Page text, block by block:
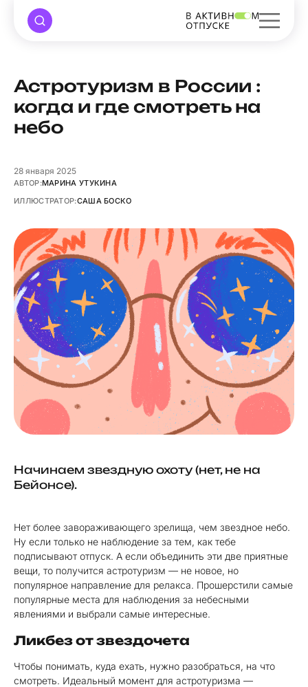
Астротуризм в России :
когда и где смотреть на
небо
28 января 2025
АВТОР:МАРИНА УТУКИНА
ИЛЛЮСТРАТОР:САША БОСКО
Начинаем звездную охоту (нет, не на
Бейонсе).
Нет более завораживающего зрелища, чем звездное небо.
Ну если только не наблюдение за тем, как тебе
подписывают отпуск. А если объединить эти две приятные
вещи, то получится астротуризм — не новое, но
популярное направление для релакса. Прошерстили самые
популярные места для наблюдения за небесными
явлениями и выбрали самые интересные.
Ликбез от звездочета
Чтобы понимать, куда ехать, нужно разобраться, на что
смотреть. Идеальный момент для астротуризма —